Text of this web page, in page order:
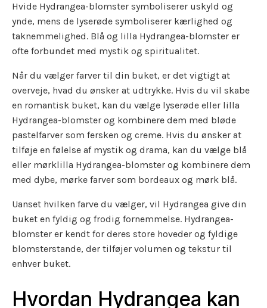
Hvide Hydrangea-blomster symboliserer uskyld og
ynde, mens de lyserøde symboliserer kærlighed og
taknemmelighed. Blå og lilla Hydrangea-blomster er
ofte forbundet med mystik og spiritualitet.
Når du vælger farver til din buket, er det vigtigt at
overveje, hvad du ønsker at udtrykke. Hvis du vil skabe
en romantisk buket, kan du vælge lyserøde eller lilla
Hydrangea-blomster og kombinere dem med bløde
pastelfarver som fersken og creme. Hvis du ønsker at
tilføje en følelse af mystik og drama, kan du vælge blå
eller mørklilla Hydrangea-blomster og kombinere dem
med dybe, mørke farver som bordeaux og mørk blå.
Uanset hvilken farve du vælger, vil Hydrangea give din
buket en fyldig og frodig fornemmelse. Hydrangea-
blomster er kendt for deres store hoveder og fyldige
blomsterstande, der tilføjer volumen og tekstur til
enhver buket.
Hvordan Hydrangea kan